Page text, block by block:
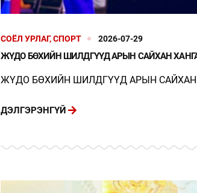
СОЁЛ УРЛАГ, СПОРТ 2026-07-29
ЖҮДО БӨХИЙН ШИЛДГҮҮД АРЫН САЙХАН
ЖҮДО БӨХИЙН ШИЛДГҮҮД АРЫН
ДЭЛГЭРЭНГҮЙ